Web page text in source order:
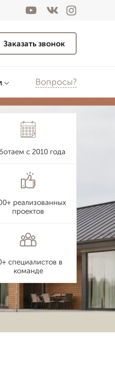
Заказать звонок
Вопросы?
с 2010 года
реализованных
проектов
специалистов в
команде